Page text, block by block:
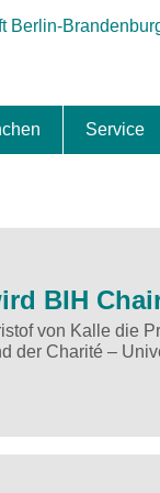
Service
BIH
von Kalle die
der Charité –